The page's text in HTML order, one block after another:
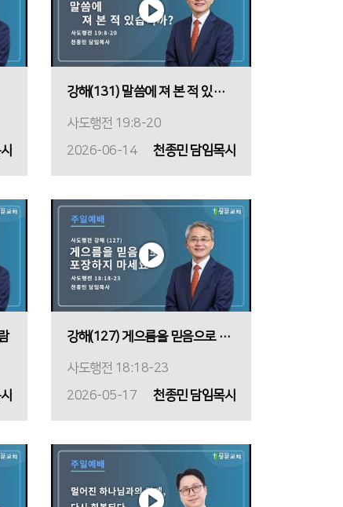
강해(131) 말씀에 져 본 적 있습니까?
사도행전 19:8-20
2026-06-14
천종민 담임목사
강해(127) 게으름을 믿음으로 포장하지 마세요
사도행전 18:18-23
2026-05-17
천종민 담임목사